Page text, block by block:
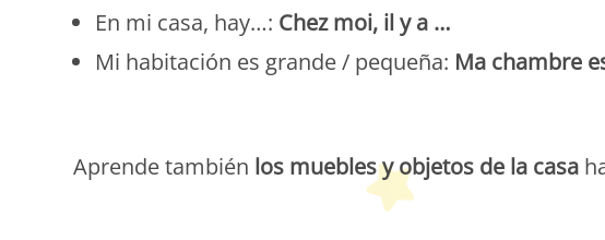
En mi casa, hay…: Chez moi, il y a …
Mi habitación es grande / pequeña: Ma chambre
Aprende también los muebles y objetos de la casa